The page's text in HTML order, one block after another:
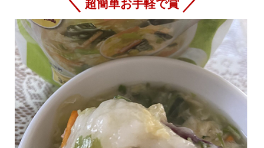
超簡単お手軽で賞